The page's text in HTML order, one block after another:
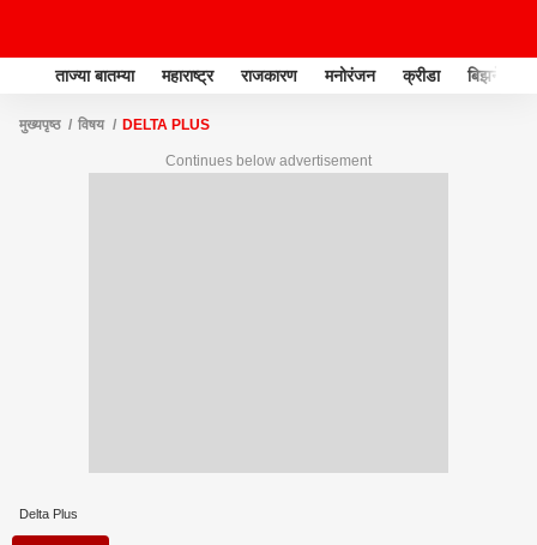
ताज्या बातम्या महाराष्ट्र राजकारण मनोरंजन क्रीडा बिझनेस
मुख्यपृष्ठ विषय DELTA PLUS
Continues below advertisement
Delta Plus